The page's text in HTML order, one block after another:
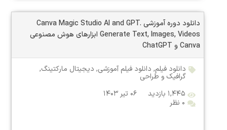
دانلود دوره آموزشی Canva Magic Studio AI and GPT.
Generate Text, Images, Videos ابزارهای هوش مصنوعی
Canva و ChatGPT
دانلود فیلم, دانلود فیلم آموزشی, دیجیتال مارکتینگ,
گرافیک و طراحی
۱,۴۴۵ بازدید
۰۶ تیر ۱۴۰۳
۰ نظر